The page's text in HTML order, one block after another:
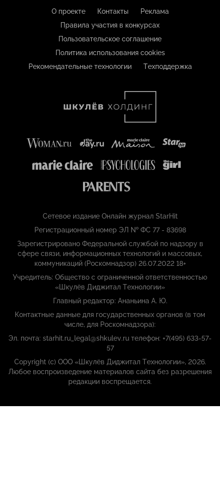
О проекте Контакты
Реклама
Правила участия в конкурсах
Пользовательское соглашение
Политика использования cookies
Рекомендательные технологии
Техподдержка
Сетевое издание Онлайн журнал StarHit
Регистрационный номер ЭЛ № ФС 77 - 83698
Зарегистрировано Федеральной службой по надзору в
сфере связи, информационных технологий и массовых,
коммуникаций (Роскомнадзор) 26.07.2022 18+
Учредитель: Общество с ограниченной ответственностью
«Шкулёв Диджитал Технологии»
Главный редактор: Ананьина А. Ю.
Контактные данные для государственных органов (в том
числе, для Роскомнадзора):
Эл. почта: starhit.ru_legal@shkulev.ru телефон: +7(495) 633-57-
57
Copyright (с) ООО «Шкулёв Диджитал Технологии», 2026.
Любое воспроизведение материалов сайта без разрешения
редакции воспрещается.